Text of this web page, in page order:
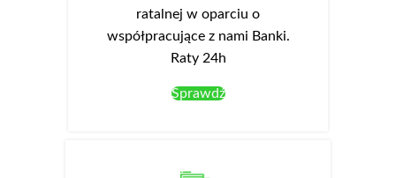
odporności na zarysowania.
Białe fronty posiadają matowe
palców, dzięki temu są bardzo
Szuflada posiada ciche i stabilne
13 w kolorze białym zimnym,
montowane w wieńcu górnym.
ratalnej w oparciu o
współpracujące z nami Banki.
Raty 24h
Sprawdź